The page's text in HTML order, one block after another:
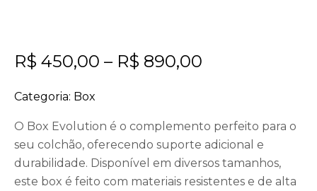
R$ 450,00 – R$ 890,00
Categoria: Box
O Box Evolution é o complemento perfeito para o
seu colchão, oferecendo suporte adicional e
durabilidade. Disponível em diversos tamanhos,
este box é feito com materiais resistentes e de alta